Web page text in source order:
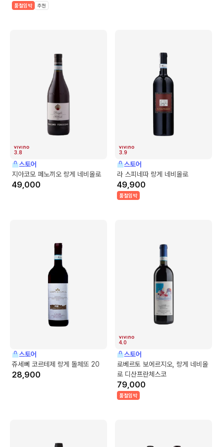
품절임박 추천
3.8
스토어
지아코모 페노끼오 랑게 네비올로
49,000
3.9
스토어
라 스피네따 랑게 네비올로
49,900
품절임박
스토어
쥬세뻬 코르테제 랑게 돌체또 20
28,900
4.0
스토어
로베르토 보에르지오, 랑게 네비올
로 디산프란체스코
79,000
품절임박